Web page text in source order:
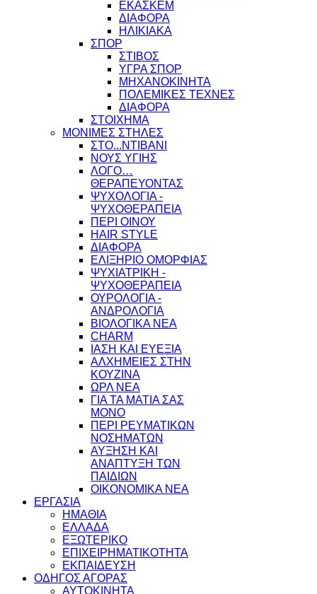
ΕΚΑΣΚΕΜ
ΔΙΑΦΟΡΑ
ΗΛΙΚΙΑΚΑ
ΣΠΟΡ
ΣΤΙΒΟΣ
ΥΓΡΑ ΣΠΟΡ
ΜΗΧΑΝΟΚΙΝΗΤΑ
ΠΟΛΕΜΙΚΕΣ ΤΕΧΝΕΣ
ΔΙΑΦΟΡΑ
ΣΤΟΙΧΗΜΑ
ΜΟΝΙΜΕΣ ΣΤΗΛΕΣ
ΣΤΟ...ΝΤΙΒΑΝΙ
ΝΟΥΣ ΥΓΙΗΣ
ΛΟΓΟ…
ΘΕΡΑΠΕΥΟΝΤΑΣ
ΨΥΧΟΛΟΓΙΑ -
ΨΥΧΟΘΕΡΑΠΕΙΑ
ΠΕΡΙ ΟΙΝΟΥ
HAIR STYLE
ΔΙΑΦΟΡΑ
ΕΛΙΞΗΡΙΟ ΟΜΟΡΦΙΑΣ
ΨΥΧΙΑΤΡΙΚΗ -
ΨΥΧΟΘΕΡΑΠΕΙΑ
ΟΥΡΟΛΟΓΙΑ -
ΑΝΔΡΟΛΟΓΙΑ
ΒΙΟΛΟΓΙΚΑ ΝΕΑ
CHARM
ΙΑΣΗ ΚΑΙ ΕΥΕΞΙΑ
ΑΛΧΗΜΕΙΕΣ ΣΤΗΝ
ΚΟΥΖΙΝΑ
ΩΡΛ ΝEA
ΓΙΑ ΤΑ ΜΑΤΙΑ ΣΑΣ
ΜΟΝΟ
ΠΕΡΙ ΡΕΥΜΑΤΙΚΩΝ
ΝΟΣΗΜΑΤΩΝ
ΑΥΞΗΣΗ ΚΑΙ
ΑΝΑΠΤΥΞΗ ΤΩΝ
ΠΑΙΔΙΩΝ
ΟΙΚΟΝΟΜΙΚΑ ΝΕΑ
ΕΡΓΑΣΙΑ
ΗΜΑΘΙΑ
ΕΛΛΑΔΑ
ΕΞΩΤΕΡΙΚΟ
ΕΠΙΧΕΙΡΗΜΑΤΙΚΟΤΗΤΑ
ΕΚΠΑΙΔΕΥΣΗ
ΟΔΗΓΟΣ ΑΓΟΡΑΣ
ΑΥΤΟΚΙΝΗΤΑ